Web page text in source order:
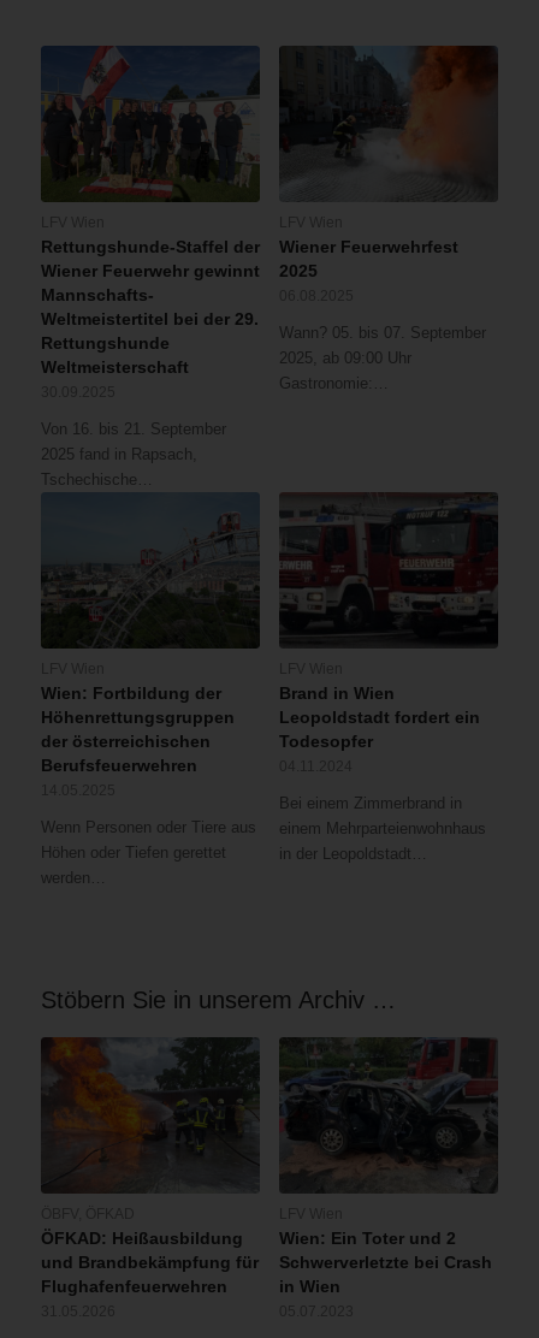
Rettungshunde-Staffel der
Wiener Feuerwehr gewinnt
Mannschafts-
Weltmeistertitel bei der 29.
Rettungshunde
Weltmeisterschaft
Von 16. bis 21. September
2025 fand in Rapsach,
Tschechische…
Wiener Feuerwehrfest
2025
Wann? 05. bis 07. September
2025, ab 09:00 Uhr
Gastronomie:…
Wien: Fortbildung der
Höhenrettungsgruppen
der österreichischen
Berufsfeuerwehren
Wenn Personen oder Tiere aus
Höhen oder Tiefen gerettet
werden…
Brand in Wien
Leopoldstadt fordert ein
Todesopfer
Bei einem Zimmerbrand in
einem Mehrparteienwohnhaus
in der Leopoldstadt…
Stöbern Sie in unserem Archiv …
ÖFKAD: Heißausbildung
und Brandbekämpfung für
Flughafenfeuerwehren
Wien: Ein Toter und 2
Schwerverletzte bei Crash
in Wien